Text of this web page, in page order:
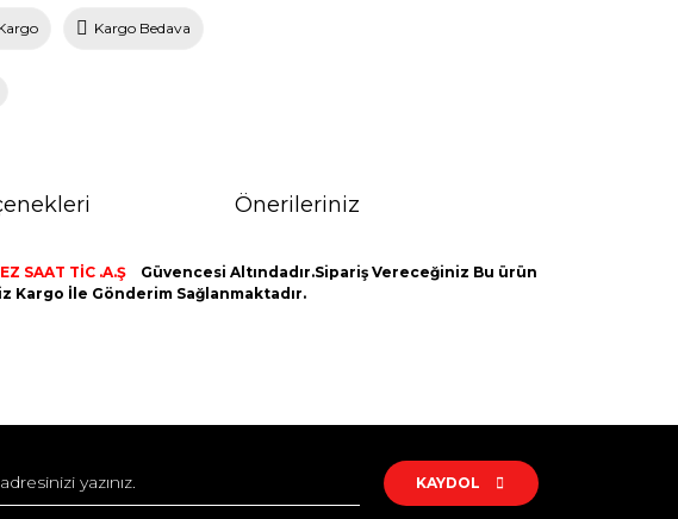
Kargo Bedava
Önerileriniz
SAAT TİC .A.Ş
Güvencesi Altındadır.Sipariş Vereceğiniz Bu ürün
Kargo İle Gönderim Sağlanmaktadır.
KAYDOL